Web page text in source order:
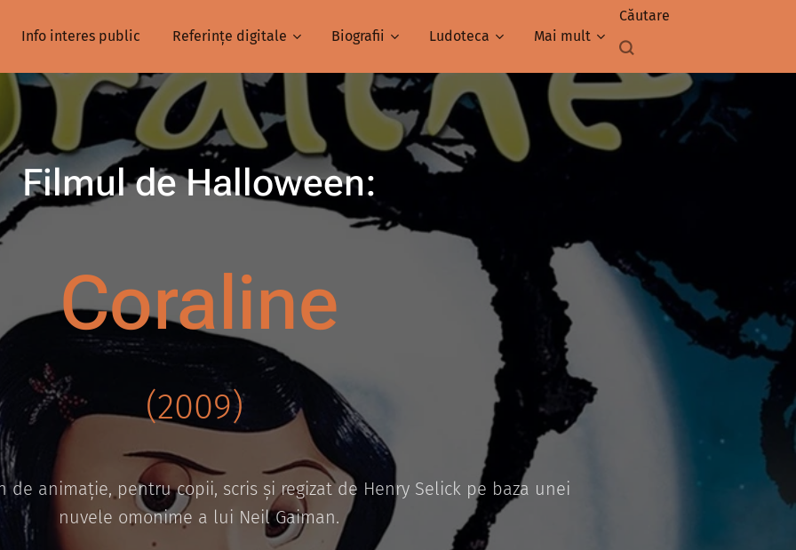
Info interes public Referințe digitale Biografii Ludoteca Mai mult
Căutare
Filmul de Halloween:
Coraline
(2009)
animație, pentru copii, scris și regizat de Henry Selick pe baza unei
nuvele omonime a lui Neil Gaiman.